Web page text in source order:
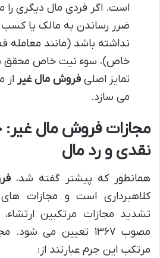
است. اگر فردی مال دیگری را
ضرر رساندن به مالک یا کسب
نداشته باشد (مانند معامله
خاص)، سوء نیت خاص محقق
تمایز اصلی فروش مال غیر از
می سازد.
مجازات فروش مال
نقدی و رد مال
همانطور که پیشتر گفته شد،
کلاهبرداری است و مجازات
تشدید مجازات مرتکبین ارتشاء،
مصوب ۱۳۶۷ تعیین می
مرتکب این جرم عبارتند از: